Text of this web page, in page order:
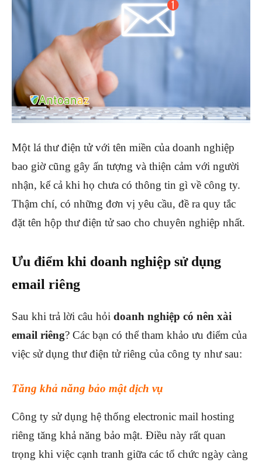
Một lá thư điện tử với tên miền của doanh nghiệp
bao giờ cũng gây ấn tượng và thiện cảm với người
nhận, kể cả khi họ chưa có thông tin gì về công ty.
Thậm chí, có những đơn vị yêu cầu, đề ra quy tắc
đặt tên hộp thư điện tử sao cho chuyên nghiệp nhất.
Ưu điểm khi doanh nghiệp sử dụng
email riêng
Sau khi trả lời câu hỏi doanh nghiệp có nên xài
email riêng? Các bạn có thể tham khảo ưu điểm của
việc sử dụng thư điện tử riêng của công ty như sau:
Tăng khả năng bảo mật dịch vụ
Công ty sử dụng hệ thống electronic mail hosting
riêng tăng khả năng bảo mật. Điều này rất quan
trọng khi việc cạnh tranh giữa các tổ chức ngày càng